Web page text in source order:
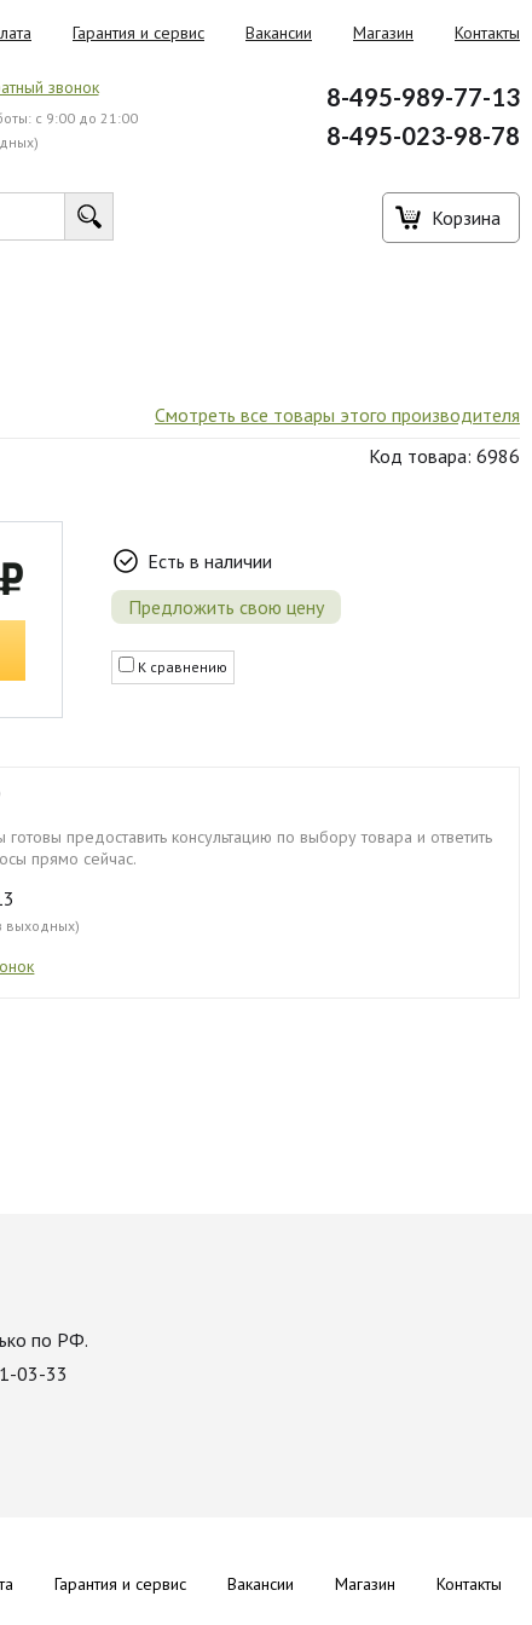
Гарантия и сервис Вакансии Магазин Контакты
звонок
с 9:00 до 21:00
8-495-989-77-13
8-495-023-98-78
Корзина
Смотреть все товары этого производителя
Код товара: 6986
Есть в наличии
Предложить свою цену
К сравнению
предоставить консультацию по выбору товара и ответить
прямо сейчас.
выходных)
по РФ.
03-33
Гарантия и сервис Вакансии Магазин Контакты